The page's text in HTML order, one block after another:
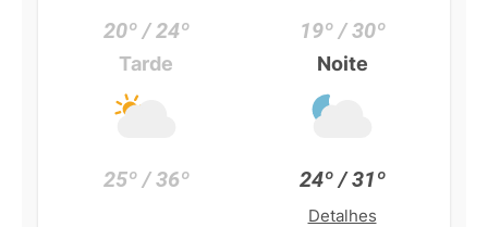
20º / 24º 19º / 30º
Tarde
25º / 36º
Noite
24º / 31º
Detalhes